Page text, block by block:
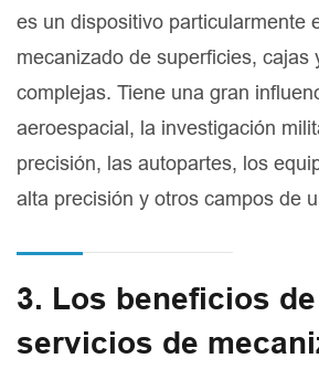
es un dispositivo particularmente
mecanizado de superficies, cajas
complejas. Tiene una gran
aeroespacial, la investigación
precisión, las autopartes, los
alta precisión y otros campos de
3. Los beneficios
servicios de